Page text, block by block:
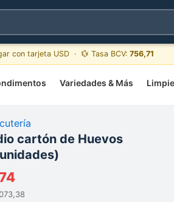
con tarjeta USD · 💱 Tasa BCV: 756,71
Variedades & Más
cartón de Huevos